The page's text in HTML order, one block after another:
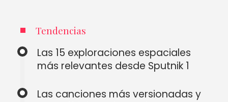
Tendencias
Las 15 exploraciones espaciales
más relevantes desde Sputnik 1
Las canciones más versionadas y